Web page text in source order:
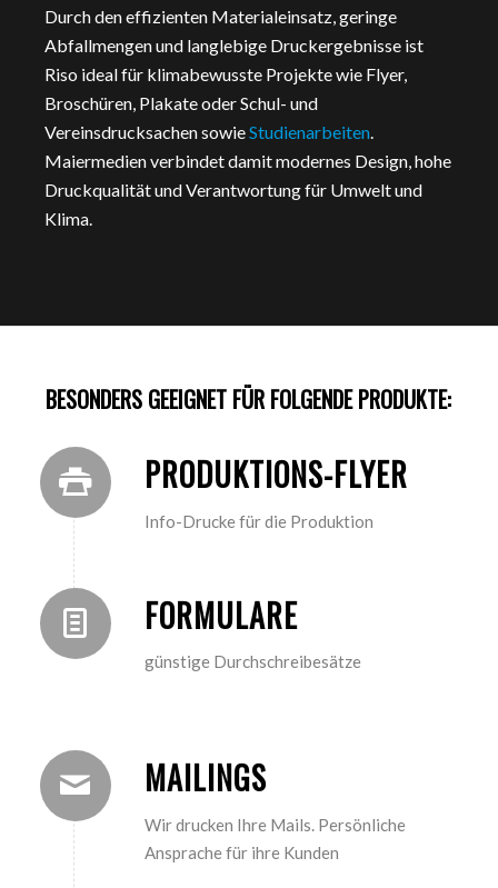
Durch den effizienten Materialeinsatz, geringe
Abfallmengen und langlebige Druckergebnisse ist
Riso ideal für klimabewusste Projekte wie Flyer,
Broschüren, Plakate oder Schul- und
Vereinsdrucksachen sowieStudienarbeiten
Maiermedien verbindet damit modernes Design, hohe
Druckqualität und Verantwortung für Umwelt und
Klima.
BESONDERS GEEIGNET FÜR FOLGENDE PRODUKTE:
PRODUKTIONS-FLYER
Info-Drucke für die Produktion
FORMULARE
günstige Durchschreibesätze
MAILINGS
Wir drucken Ihre Mails. Persönliche
Ansprache für ihre Kunden